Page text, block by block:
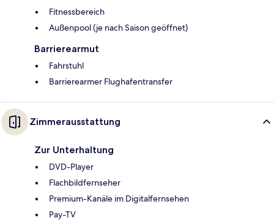
Fitnessbereich
Außenpool (je nach Saison geöffnet)
Barrierearmut
Fahrstuhl
Barrierearmer Flughafentransfer
Zimmerausstattung
Zur Unterhaltung
DVD-Player
Flachbildfernseher
Premium-Kanäle im Digitalfernsehen
Pay-TV